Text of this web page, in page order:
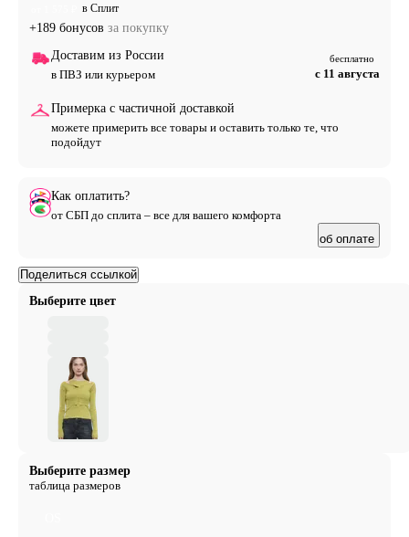
Выберите цвет
Выберите размер
таблица размеров
в Сплит
+189 бонусов за покупку
Доставим из России
в ПВЗ или курьером
бесплатно
с 11 августа
Примерка с частичной доставкой
можете примерить все товары и оставить только те, что
подойдут
Как оплатить?
от СБП до сплита – все для вашего комфорта
об оплате
Поделиться ссылкой